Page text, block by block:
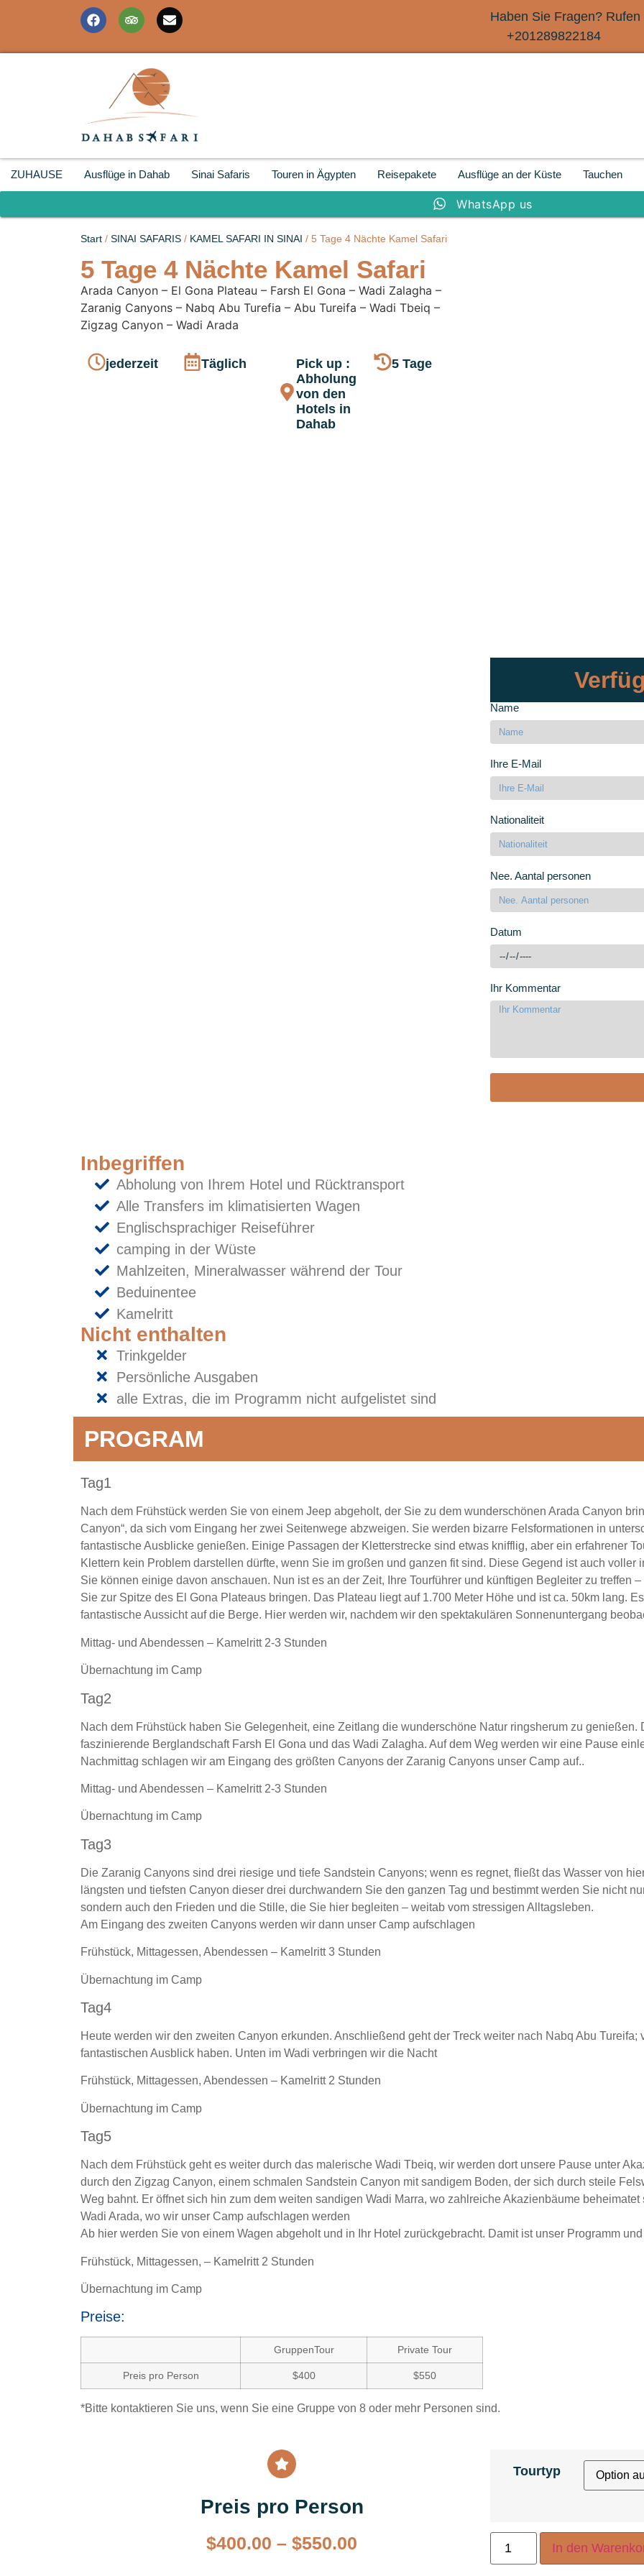
Haben Sie Fragen?
+201289822184
ZUHAUSE Ausflüge in Dahab Sinai Safaris Touren in Ägypten Reisepakete Ausflüge an der Küste Tauchen
WhatsApp us
Start / SINAI SAFARIS / KAMEL SAFARI IN SINAI / 5 Tage 4 Nächte Kamel Safari
5 Tage 4 Nächte Kamel Safari
Arada Canyon – El Gona Plateau – Farsh El Gona – Wadi Zalagha –
Zaranig Canyons – Nabq Abu Turefia – Abu Tureifa – Wadi Tbeiq –
Zigzag Canyon – Wadi Arada
jederzeit Täglich
Pick up :
Abholung
von den
Hotels in
Dahab
5 Tage
Name
Ihre E-Mail
Nationaliteit
Nee. Aantal personen
Datum
Ihr Kommentar
Inbegriffen
Abholung von Ihrem Hotel und Rücktransport
Alle Transfers im klimatisierten Wagen
Englischsprachiger Reiseführer
camping in der Wüste
Mahlzeiten, Mineralwasser während der Tour
Beduinentee
Kamelritt
Nicht enthalten
Trinkgelder
Persönliche Ausgaben
alle Extras, die im Programm nicht aufgelistet sind
PROGRAM
Tag1
Nach dem Frühstück werden Sie von einem Jeep abgeholt, der Sie zu dem wunderschönen Arada Canyon
Canyon“, da sich vom Eingang her zwei Seitenwege abzweigen. Sie werden bizarre Felsformationen in
fantastische Ausblicke genießen. Einige Passagen der Kletterstrecke sind etwas knifflig, aber ein erfahrener
Klettern kein Problem darstellen dürfte, wenn Sie im großen und ganzen fit sind. Diese Gegend ist auch
Sie können einige davon anschauen. Nun ist es an der Zeit, Ihre Tourführer und künftigen Begleiter zu treffen
Sie zur Spitze des El Gona Plateaus bringen. Das Plateau liegt auf 1.700 Meter Höhe und ist ca. 50km lang.
fantastische Aussicht auf die Berge. Hier werden wir, nachdem wir den spektakulären Sonnenuntergang
Mittag- und Abendessen – Kamelritt 2-3 Stunden
Übernachtung im Camp
Tag2
Nach dem Frühstück haben Sie Gelegenheit, eine Zeitlang die wunderschöne Natur ringsherum zu genießen.
faszinierende Berglandschaft Farsh El Gona und das Wadi Zalagha. Auf dem Weg werden wir eine Pause
Nachmittag schlagen wir am Eingang des größten Canyons der Zaranig Canyons unser Camp auf..
Mittag- und Abendessen – Kamelritt 2-3 Stunden
Übernachtung im Camp
Tag3
Die Zaranig Canyons sind drei riesige und tiefe Sandstein Canyons; wenn es regnet, fließt das Wasser von
längsten und tiefsten Canyon dieser drei durchwandern Sie den ganzen Tag und bestimmt werden Sie nicht
sondern auch den Frieden und die Stille, die Sie hier begleiten – weitab vom stressigen Alltagsleben.
Am Eingang des zweiten Canyons werden wir dann unser Camp aufschlagen
Frühstück, Mittagessen, Abendessen – Kamelritt 3 Stunden
Übernachtung im Camp
Tag4
Heute werden wir den zweiten Canyon erkunden. Anschließend geht der Treck weiter nach Nabq Abu
fantastischen Ausblick haben. Unten im Wadi verbringen wir die Nacht
Frühstück, Mittagessen, Abendessen – Kamelritt 2 Stunden
Übernachtung im Camp
Tag5
Nach dem Frühstück geht es weiter durch das malerische Wadi Tbeiq, wir werden dort unsere Pause unter
durch den Zigzag Canyon, einem schmalen Sandstein Canyon mit sandigem Boden, der sich durch steile
Weg bahnt. Er öffnet sich hin zum dem weiten sandigen Wadi Marra, wo zahlreiche Akazienbäume
Wadi Arada, wo wir unser Camp aufschlagen werden
Ab hier werden Sie von einem Wagen abgeholt und in Ihr Hotel zurückgebracht. Damit ist unser Programm
Frühstück, Mittagessen, – Kamelritt 2 Stunden
Übernachtung im Camp
Preise:
GruppenTour Private Tour
Preis pro Person $400 $550
*Bitte kontaktieren Sie uns, wenn Sie eine Gruppe von 8 oder mehr Personen sind.
Preis pro Person
$400.00 – $550.00
Tourtyp
In den